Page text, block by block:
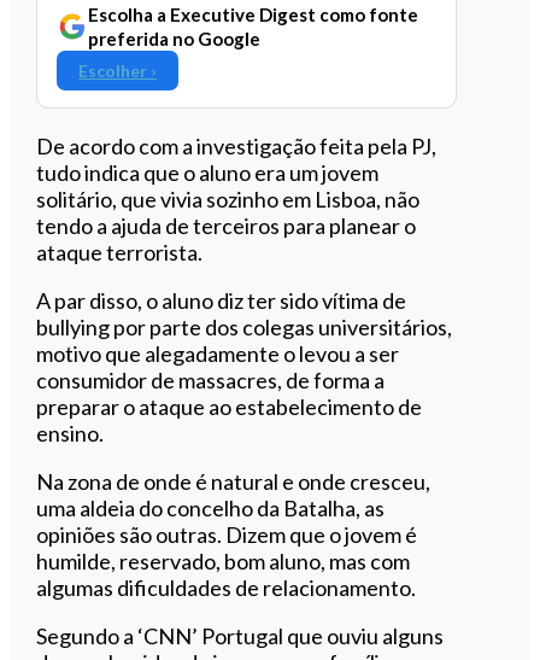
Escolha a Executive Digest como fonte
preferida no Google
Escolher ›
De acordo com a investigação feita pela PJ,
tudo indica que o aluno era um jovem
solitário, que vivia sozinho em Lisboa, não
tendo a ajuda de terceiros para planear o
ataque terrorista.
A par disso, o aluno diz ter sido vítima de
bullying por parte dos colegas universitários,
motivo que alegadamente o levou a ser
consumidor de massacres, de forma a
preparar o ataque ao estabelecimento de
ensino.
Na zona de onde é natural e onde cresceu,
uma aldeia do concelho da Batalha, as
opiniões são outras. Dizem que o jovem é
humilde, reservado, bom aluno, mas com
algumas dificuldades de relacionamento.
Segundo a ‘CNN’ Portugal que ouviu alguns